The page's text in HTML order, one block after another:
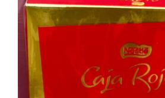
AÑADIR AL CARRITO
DETALLES